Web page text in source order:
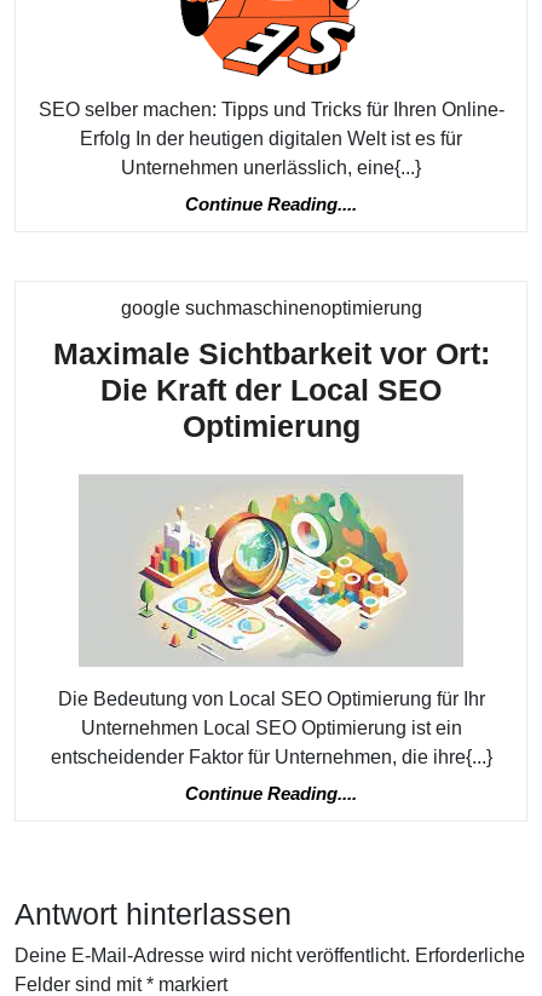
Ihren
eigenen
Online-
Erfolg
SEO selber machen: Tipps und Tricks für Ihren Online-
Erfolg In der heutigen digitalen Welt ist es für
Unternehmen unerlässlich, eine{...}
Continue Reading....
google suchmaschinenoptimierungKategorie
Maximale Sichtbarkeit vor Ort:
Die Kraft der Local SEO
OptimierungMaximale
vor
Ort:
Die
Kraft
SEO
Optimierung
Die Bedeutung von Local SEO Optimierung für Ihr
Unternehmen Local SEO Optimierung ist ein
entscheidender Faktor für Unternehmen, die ihre{...}
Continue Reading....
Antwort hinterlassen
Deine E-Mail-Adresse wird nicht veröffentlicht. Erforderliche
Felder sind mit* markiert